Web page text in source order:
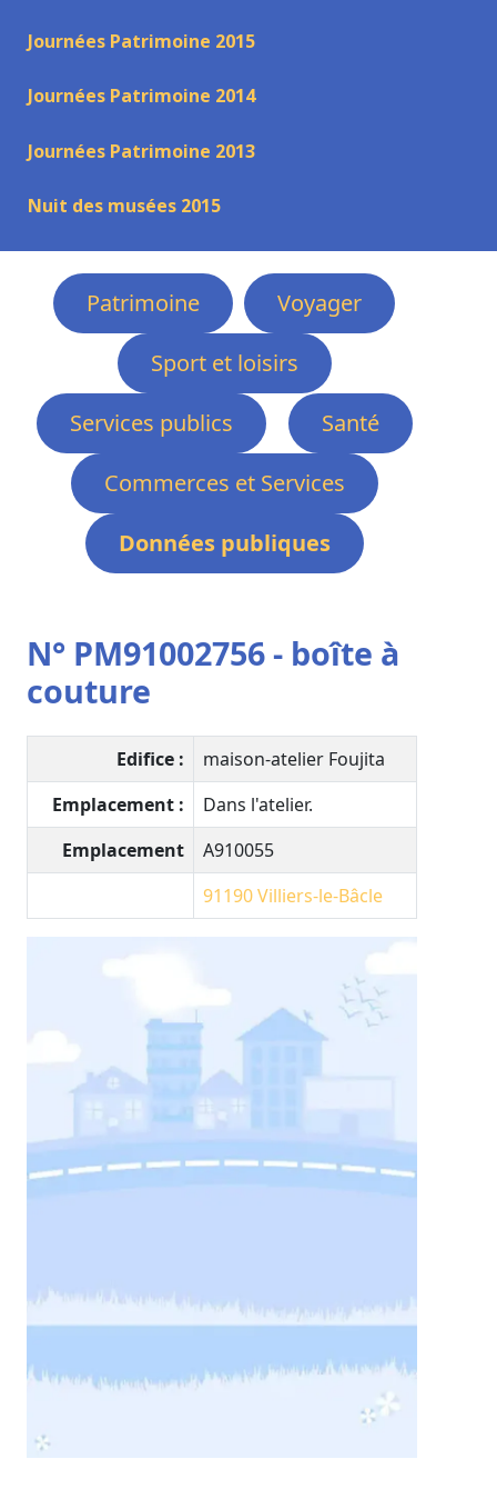
Journées Patrimoine 2015
Journées Patrimoine 2014
Journées Patrimoine 2013
Nuit des musées 2015
Patrimoine
Voyager
Sport et loisirs
Services publics
Santé
Commerces et Services
Données publiques
N° PM91002756 - boîte à
couture
Edifice :
maison-atelier Foujita
Emplacement :
Dans l'atelier.
Emplacement
A910055
91190Villiers-le-Bâcle